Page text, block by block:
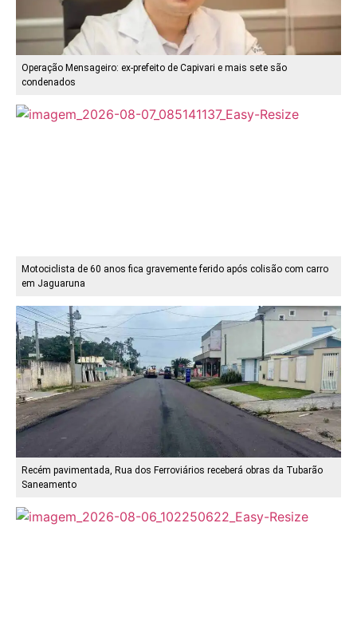
Operação Mensageiro: ex-prefeito de Capivari e mais sete são
condenados
Motociclista de 60 anos fica gravemente ferido após colisão com carro
em Jaguaruna
Recém pavimentada, Rua dos Ferroviários receberá obras da Tubarão
Saneamento